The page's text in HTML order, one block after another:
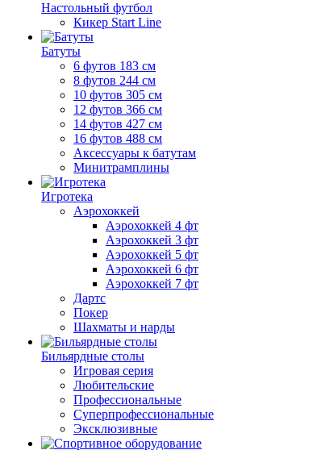
Настольный футбол
Кикер Start Line
Батуты
6 футов 183 см
8 футов 244 см
10 футов 305 см
12 футов 366 см
14 футов 427 см
16 футов 488 см
Аксессуары к батутам
Минитрамплины
Игротека
Аэрохоккей
Аэрохоккей 4 фт
Аэрохоккей 3 фт
Аэрохоккей 5 фт
Аэрохоккей 6 фт
Аэрохоккей 7 фт
Дартс
Покер
Шахматы и нарды
Бильярдные столы
Игровая серия
Любительские
Профессиональные
Суперпрофессиональные
Эксклюзивные